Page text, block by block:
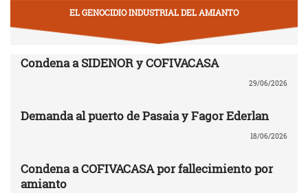
EL GENOCIDIO INDUSTRIAL DEL AMIANTO
Condena a SIDENOR y COFIVACASA
29/06/2026
Demanda al puerto de Pasaia y Fagor Ederlan
18/06/2026
Condena a COFIVACASA por fallecimiento por
amianto